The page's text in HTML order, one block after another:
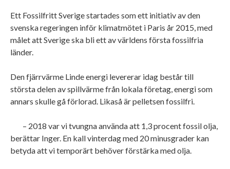
Ett Fossilfritt Sverige startades som ett initiativ av den
svenska regeringen inför klimatmötet i Paris år 2015, med
målet att Sverige ska bli ett av världens första fossilfria
länder.
Den fjärrvärme Linde energi levererar idag består till
största delen av spillvärme från lokala företag, energi som
annars skulle gå förlorad. Likaså är pelletsen fossilfri.
– 2018 var vi tvungna använda att 1,3 procent fossil olja,
berättar Inger. En kall vinterdag med 20 minusgrader kan
betyda att vi temporärt behöver förstärka med olja.